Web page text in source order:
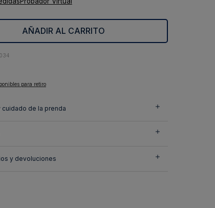
AÑADIR AL CARRITO
para retiro
cuidado de la prenda
y devoluciones